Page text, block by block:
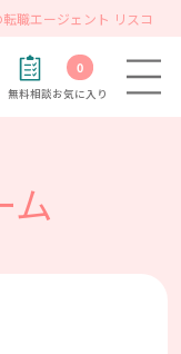
職エージェント リスコ
無料相談
0
お気に入り
ム